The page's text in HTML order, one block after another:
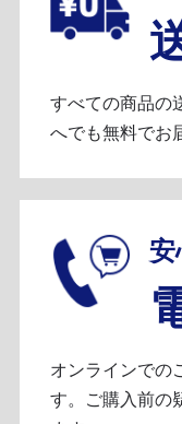
すべての商品の
へでも無料でお
安
オンラインでの
す。ご購入前の